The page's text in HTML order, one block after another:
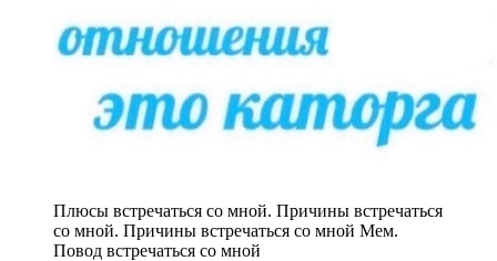
Плюсы встречаться со мной. Причины встречаться
со мной. Причины встречаться со мной Мем.
Повод встречаться со мной